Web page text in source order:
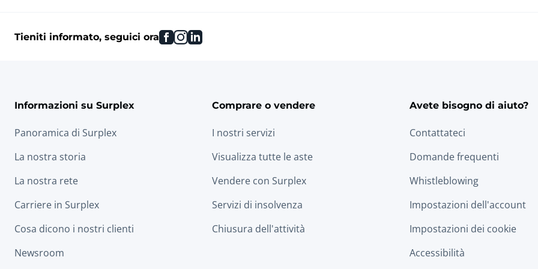
Tieniti informato, seguici ora facebook
instagram
linkedin
Informazioni su Surplex
Panoramica di Surplex
La nostra storia
La nostra rete
Carriere in Surplex
Cosa dicono i nostri clienti
Newsroom
Comprare o vendere
I nostri servizi
Visualizza tutte le aste
Vendere con Surplex
Servizi di insolvenza
Chiusura dell'attività
Avete bisogno di aiuto?
Contattateci
Domande frequenti
Whistleblowing
Impostazioni dell'account
Impostazioni dei cookie
Accessibilità